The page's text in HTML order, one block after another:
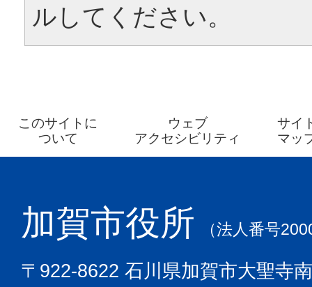
ルしてください。
このサイトに
ついて
ウェブ
アクセシビリティ
サイ
マッ
加賀市役所 （法人番号
〒922-8622 石川県加賀市大聖寺